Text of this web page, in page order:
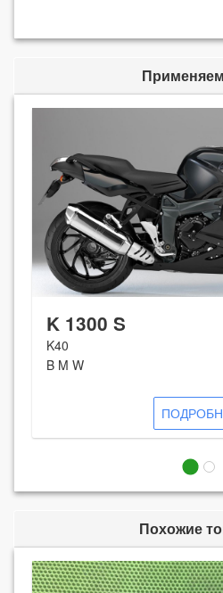
K 1300 S
K40
B M W
Похожие